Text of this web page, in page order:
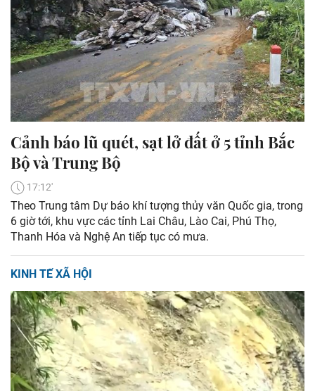
Cảnh báo lũ quét, sạt lở đất ở 5 tỉnh Bắc
Bộ và Trung Bộ
17:12'
Theo Trung tâm Dự báo khí tượng thủy văn Quốc gia, trong
6 giờ tới, khu vực các tỉnh Lai Châu, Lào Cai, Phú Thọ,
Thanh Hóa và Nghệ An tiếp tục có mưa.
KINH TẾ XÃ HỘI